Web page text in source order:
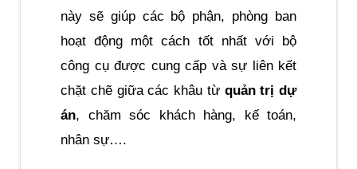
này sẽ giúp các bộ phận, phòng ban
hoạt động một cách tốt nhất với bộ
công cụ được cung cấp và sự liên kết
chặt chẽ giữa các khâu từ quản trị dự
án, chăm sóc khách hàng, kế toán,
nhân sự….